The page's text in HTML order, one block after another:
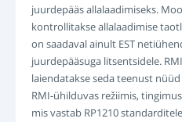
Remondiaegade kava/
Special Tools
Diagnostikaseadmed
ECU
Päästeteenistuse
juurdepääs allalaadimiseks.
kontrollitakse allalaadimise
on saadaval ainult EST
juurdepääsuga litsentsidele.
laiendatakse seda teenust
RMI-ühilduvas režiimis,
mis vastab RP1210